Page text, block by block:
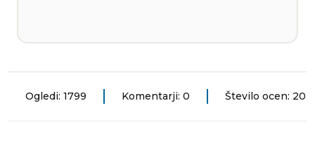
Ogledi: 1799 Komentarji: 0 Število ocen: 20